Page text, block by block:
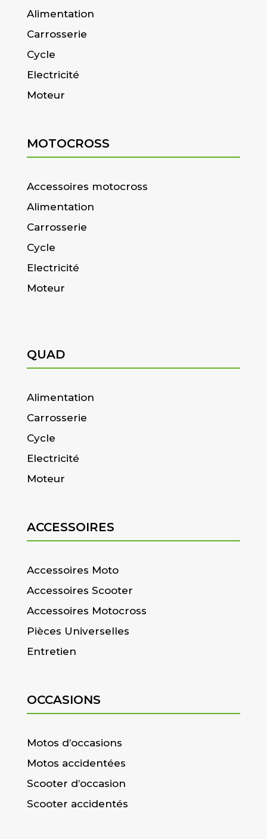
Alimentation
Carrosserie
Cycle
Electricité
Moteur
MOTOCROSS
Accessoires motocross
Alimentation
Carrosserie
Cycle
Electricité
Moteur
QUAD
Alimentation
Carrosserie
Cycle
Electricité
Moteur
ACCESSOIRES
Accessoires Moto
Accessoires Scooter
Accessoires Motocross
Pièces Universelles
Entretien
OCCASIONS
Motos d’occasions
Motos accidentées
Scooter d’occasion
Scooter accidentés